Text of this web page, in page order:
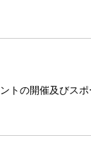
の開催及びスポ